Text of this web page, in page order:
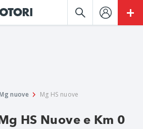
nuove Mg HS nuove
HS Nuove e Km 0